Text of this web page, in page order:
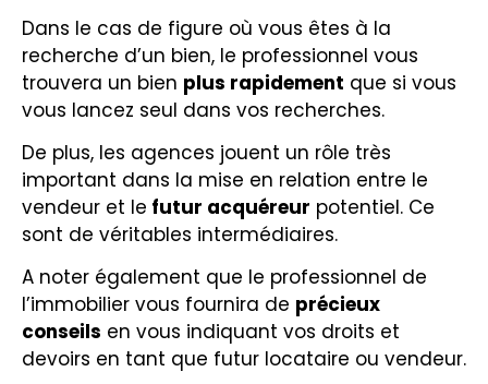
Dans le cas de figure où vous êtes à la
recherche d’un bien, le professionnel vous
trouvera un bien plus rapidement que si vous
vous lancez seul dans vos recherches.
De plus, les agences jouent un rôle très
important dans la mise en relation entre le
vendeur et le futur acquéreur potentiel. Ce
sont de véritables intermédiaires.
A noter également que le professionnel de
l’immobilier vous fournira de précieux
conseils en vous indiquant vos droits et
devoirs en tant que futur locataire ou vendeur.